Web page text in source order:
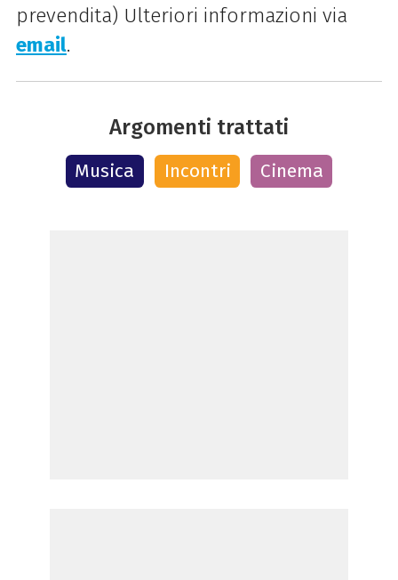
prevendita) Ulteriori informazioni via
email.
Argomenti trattati
Musica Incontri Cinema